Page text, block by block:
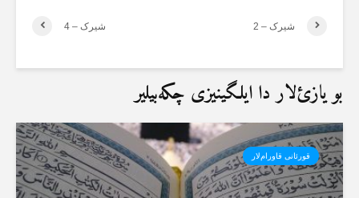
شیرک – 4 شیرک – 2
بو یازئ‌لار دا ایلگینیزی چکەبیلیر
قورئانی قاورام‌لار